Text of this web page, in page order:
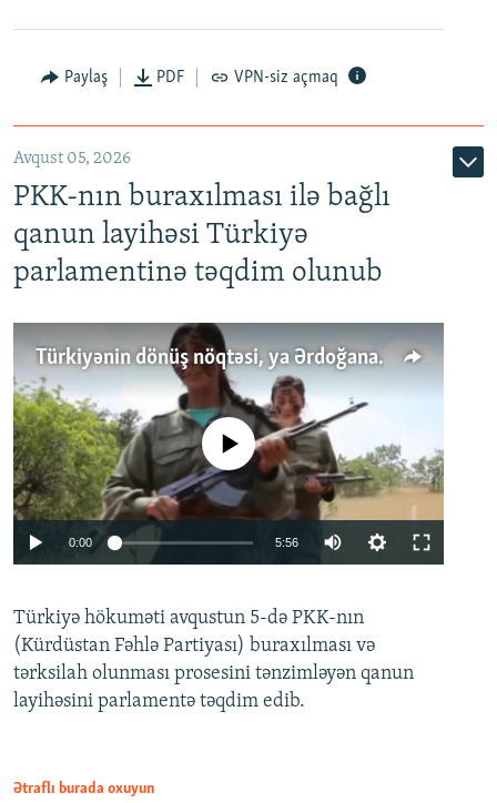
Paylaş PDF VPN-siz açmaq
Avqust 05, 2026
PKK-nın buraxılması ilə bağlı
qanun layihəsi Türkiyə
parlamentinə təqdim olunub
Türkiyənin dönüş nöqtəsi, ya Ərdoğana üçüncü şans: PKK ilə qəfil barışıq nə deməkdir?
Auto 240p 360p 480p
720p 1080p
No media source currently available
0:00 5:56
360p
480p
Türkiyə hökuməti avqustun 5-də PKK-nın
(Kürdüstan Fəhlə Partiyası) buraxılması və
tərksilah olunması prosesini tənzimləyən qanun
layihəsini parlamentə təqdim edib.
Ətraflı burada oxuyun